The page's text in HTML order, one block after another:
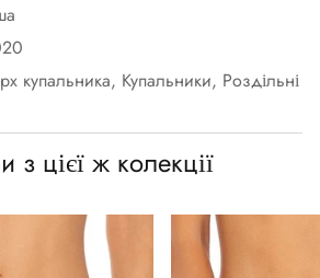
купальника, Купальники, Роздільні
з цієї ж колекції